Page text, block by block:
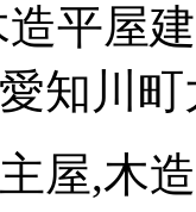
平屋
知川
屋,木